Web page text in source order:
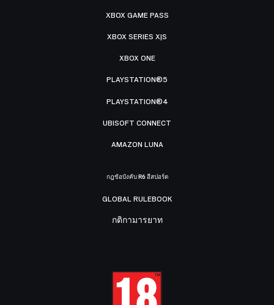
XBOX GAME PASS
XBOX SERIES X|S
XBOX ONE
PLAYSTATION®5
PLAYSTATION®4
UBISOFT CONNECT
AMAZON LUNA
กฎข้อบังคับ R6 อีสปอร์ต
GLOBAL RULEBOOK
กติกามารยาท